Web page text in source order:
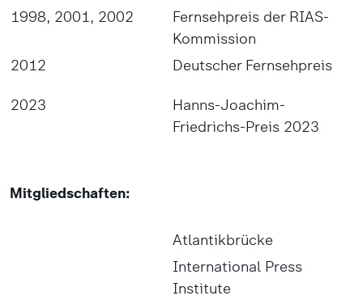
1998, 2001, 2002
Fernsehpreis der RIAS-
Kommission
2012
Deutscher Fernsehpreis
2023
Hanns-Joachim-
Friedrichs-Preis 2023
Mitgliedschaften:
Atlantikbrücke
International Press
Institute